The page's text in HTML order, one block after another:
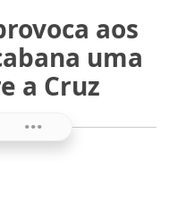
aos
uma
a Cruz